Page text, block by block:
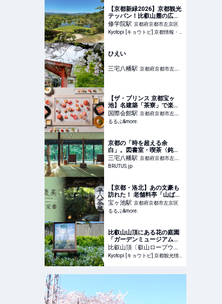
【京都新緑2026】京都観光
テッパン！比叡山麓の広大
な池泉回遊式庭園の絶景
「修学院離宮」
修学院駅 京都府京都市左京区
Kyotopi [キョウトピ] 京都情報・観光・旅行・グルメ
ひえい
三宅八幡駅 京都府京都市左京
【ザ・プリンス 京都宝ヶ
池】名建築「茶寮」で楽し
む京都の春。和のアフタヌ
ーンティーセット「Art of
Plate～香風駘蕩（かふうた
&more.
国際会館駅 京都府京都市左京
区
るるぶ&more.
京都の「時を超える余
白」。図書室・喫茶〈鈍
考〉 | ブルータス|
BRUTUS.jp
三宅八幡駅 京都府京都市左京
区
BRUTUS.jp
【京都・洛北】あの文豪も
訪れた！ 老舗料亭「山ばな
平八茶屋」で京都の美景を
眺めながら味わう昼懐石
【ご褒美の新定番】｜るる
宝ヶ池駅 京都府京都市左京区
るるぶ&more.
比叡山山頂にある花の庭園
「ガーデンミュージアム比
叡」で名画の世界へ！
比叡山頂〔叡山ロープウェ
イ〕駅 京都府京都市左京区 Kyotopi [キョウトピ] 京都観光情報・旅行・グルメ